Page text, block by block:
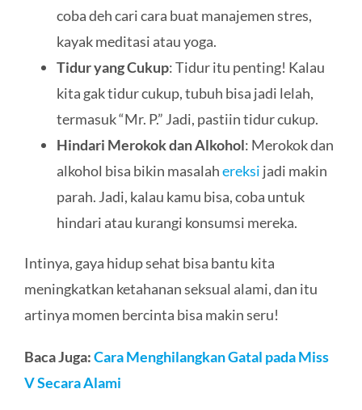
coba deh cari cara buat manajemen stres,
kayak meditasi atau yoga.
Tidur yang Cukup: Tidur itu penting! Kalau
kita gak tidur cukup, tubuh bisa jadi lelah,
termasuk “Mr. P.” Jadi, pastiin tidur cukup.
Hindari Merokok dan Alkohol: Merokok dan
alkohol bisa bikin masalahereksi jadi makin
parah. Jadi, kalau kamu bisa, coba untuk
hindari atau kurangi konsumsi mereka.
Intinya, gaya hidup sehat bisa bantu kita
meningkatkan ketahanan seksual alami, dan itu
artinya momen bercinta bisa makin seru!
Baca Juga:Cara Menghilangkan Gatal pada Miss
V Secara Alami